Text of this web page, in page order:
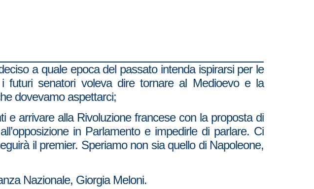
a quale epoca del passato intenda ispirarsi per le
futuri senatori voleva dire tornare al Medioevo e la
dovevamo aspettarci;
e arrivare alla Rivoluzione francese con la proposta di
in Parlamento e impedirle di parlare. Ci
il premier. Speriamo non sia quello di Napoleone,
Nazionale, Giorgia Meloni.